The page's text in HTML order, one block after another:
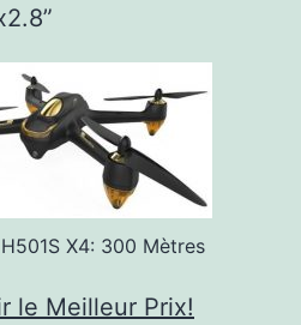
X4: 300 Mètres
le Meilleur Prix!